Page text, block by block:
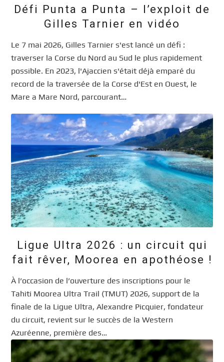
Défi Punta a Punta – l’exploit de
Gilles Tarnier en vidéo
Le 7 mai 2026, Gilles Tarnier s'est lancé un défi :
traverser la Corse du Nord au Sud le plus rapidement
possible. En 2023, l'Ajaccien s'était déjà emparé du
record de la traversée de la Corse d'Est en Ouest, le
Mare a Mare Nord, parcourant…
Ligue Ultra 2026 : un circuit qui
fait rêver, Moorea en apothéose !
À l’occasion de l’ouverture des inscriptions pour le
Tahiti Moorea Ultra Trail (TMUT) 2026, support de la
finale de la Ligue Ultra, Alexandre Picquier, fondateur
du circuit, revient sur le succès de la Western
Azuréenne, première des…